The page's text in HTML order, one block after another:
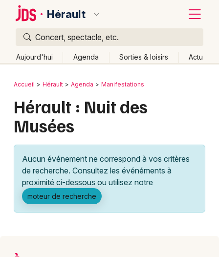
Hérault
Concert, spectacle, etc.
Aujourd'hui Agenda Sorties & loisirs Actu
Publier un événement
Grands événements
Activité & Expérience
Manifestations
Foires & salons
Bordeaux
Colmar
Lille
Lyon
Marseille
Mulhouse
Retour
Accueil Hérault Agenda Manifestations
Hérault : Nuit des
Musées
Aucun événement ne correspond à vos critères
de recherche. Consultez les événéments à
proximité ci-dessous ou utilisez notre
moteur de recherche
Quoi ?
Où ?
Près de moi
Changer de lieu
Quand ?
Aujourd'hui
Demain Ce week-end Autre